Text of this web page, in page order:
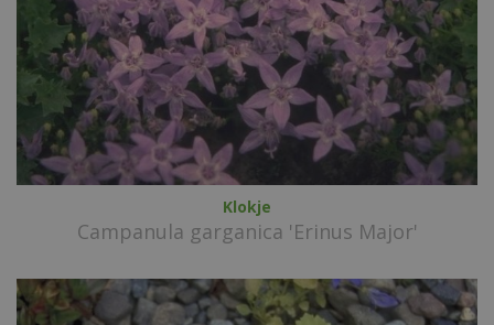
Klokje
Campanula garganica 'Erinus Major'